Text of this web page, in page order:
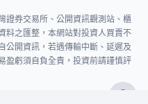
證券交易所、公開資訊觀測站、櫃
料之匯整，本網站對投資人買賣不
公開資訊，若遇傳輸中斷、延遲及
盈虧須自負全責，投資前請謹慎評